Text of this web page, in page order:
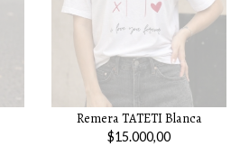
Remera TATETI Blanca
$15.000,00